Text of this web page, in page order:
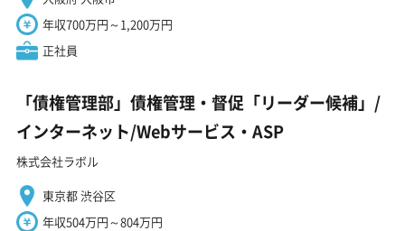
年収700万円～1,200万円
正社員
「債権管理部」債権管理・督促「リーダー候補」/
インターネット/Webサービス・ASP
株式会社ラボル
東京都 渋谷区
年収504万円～804万円